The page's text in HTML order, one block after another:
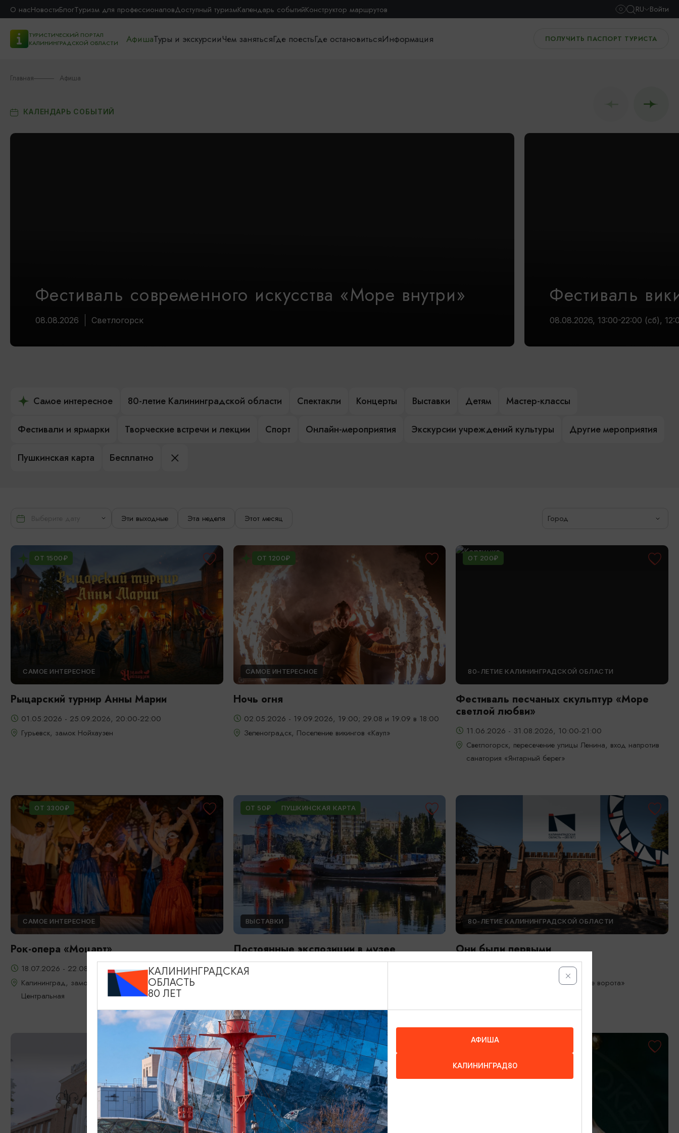
О насНовостиБлогТуризм для профессионаловДоступный туризмКалендарь событийКонструктор маршрутов RU Войти
ТУРИСТИЧЕСКИЙ ПОРТАЛ
КАЛИНИНГРАДСКОЙ ОБЛАСТИ
АфишаТуры и экскурсииЧем занятьсяГде поестьГде остановитьсяИнформация ПОЛУЧИТЬ ПАСПОРТ ТУРИСТА
Главная Афиша
КАЛЕНДАРЬ СОБЫТИЙ
Фестиваль современного искусства «Море внутри»
08.08.2026 Светлогорск
Фестиваль
08.08.2026, 13:00-22:00 (сб),
Самое интересное 80-летие Калининградской области Спектакли Концерты Выставки Детям Мастер-классы
Фестивали и ярмарки Творческие встречи и лекции Спорт Онлайн-мероприятия Экскурсии учреждений культуры Другие мероприятия
Пушкинская карта Бесплатно
Эти выходные Эта неделя Этот месяц Город
ОТ 1500₽
САМОЕ ИНТЕРЕСНОЕ
Рыцарский турнир Анны Марии
01.05.2026 - 25.09.2026, 20:00-22:00
Гурьевск, замок Нойхаузен
ОТ 1200₽
САМОЕ ИНТЕРЕСНОЕ
Ночь огня
02.05.2026 - 19.09.2026, 19:00; 29.08 и 19.09 в 18:00
Зеленоградск, Поселение викингов «Кауп»
ОТ 200₽
80-ЛЕТИЕ КАЛИНИНГРАДСКОЙ ОБЛАСТИ
Фестиваль песчаных скульптур «Море
светлой любви»
11.06.2026 - 31.08.2026, 10:00-21:00
Светлогорск, пересечение улицы Ленина, вход напротив
санатория «Янтарный берег»
ОТ 3300₽
САМОЕ ИНТЕРЕСНОЕ
Рок-опера «Моцарт»
18.07.2026 - 22.08.2026, 18:00, 7.08 и 22.08 в 17:00
Калининград, замок Шаакен, пос. Некрасово, ул.
Центральная
ОТ 50₽ ПУШКИНСКАЯ КАРТА
ВЫСТАВКИ
Постоянные экспозиции в музее
Мирового океана
80-ЛЕТИЕ КАЛИНИНГРАДСКОЙ ОБЛАСТИ
Они были первыми
Калининград, Музей «Фридландские ворота»
КАЛИНИНГРАДСКАЯ
ОБЛАСТЬ
80 ЛЕТ
АФИША
КАЛИНИНГРАД80